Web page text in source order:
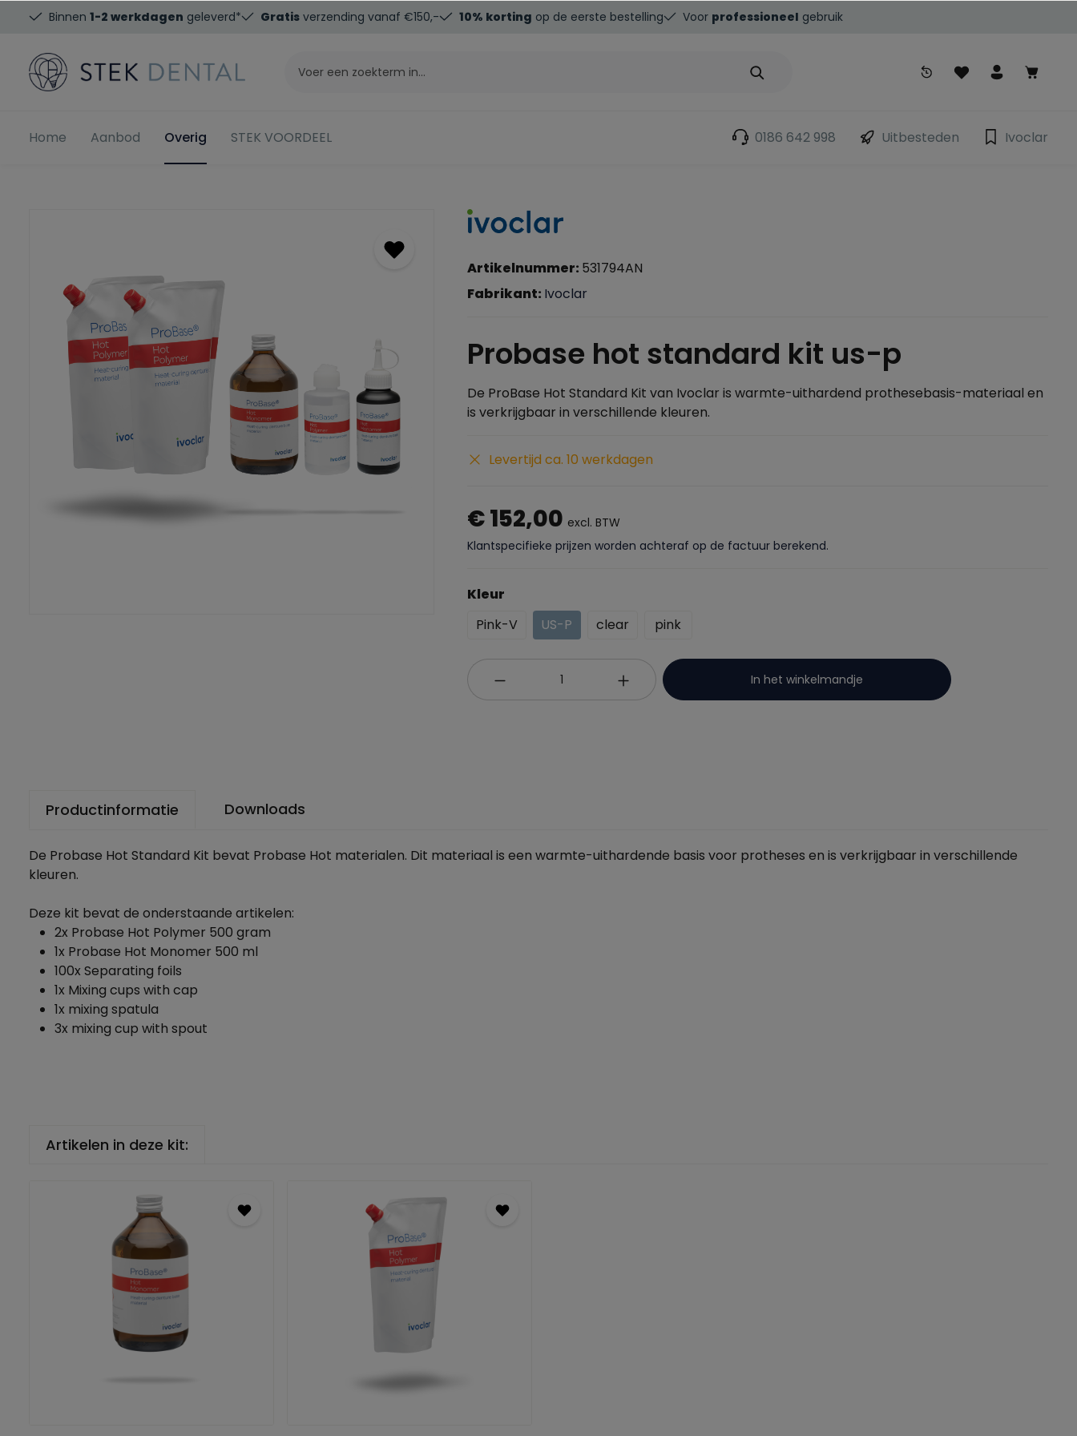
Binnen 1-2 werkdagen geleverd* Gratis verzending vanaf €150,- 10% korting op de eerste bestelling Voor professioneel gebruik
Home Aanbod Overig STEK VOORDEEL 0186 642 998 Uitbesteden Ivoclar
Artikelnummer: 531794AN
Fabrikant: Ivoclar
Probase hot standard kit us-p
De ProBase Hot Standard Kit van Ivoclar is warmte-uithardend prothesebasis-materiaal en
is verkrijgbaar in verschillende kleuren.
Levertijd ca. 10 werkdagen
€ 152,00 excl. BTW
Klantspecifieke prijzen worden achteraf op de factuur berekend.
Kleur
Pink-V
US-P clear pink
In het winkelmandje
Productinformatie Downloads
De Probase Hot Standard Kit bevat Probase Hot materialen. Dit materiaal is een warmte-uithardende basis voor protheses en is verkrijgbaar in verschillende
kleuren.
Deze kit bevat de onderstaande artikelen:
2x Probase Hot Polymer 500 gram
1x Probase Hot Monomer 500 ml
100x Separating foils
1x Mixing cups with cap
1x mixing spatula
3x mixing cup with spout
Artikelen in deze kit: